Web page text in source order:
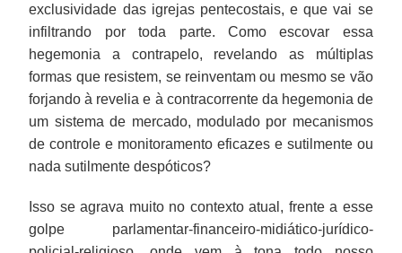
exclusividade das igrejas pentecostais, e que vai se
infiltrando por toda parte. Como escovar essa
hegemonia a contrapelo, revelando as múltiplas
formas que resistem, se reinventam ou mesmo se vão
forjando à revelia e à contracorrente da hegemonia de
um sistema de mercado, modulado por mecanismos
de controle e monitoramento eficazes e sutilmente ou
nada sutilmente despóticos?
Isso se agrava muito no contexto atual, frente a esse
golpe parlamentar-financeiro-midiático-jurídico-